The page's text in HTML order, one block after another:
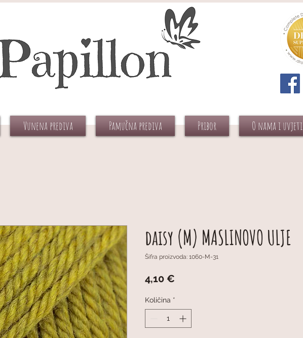
Vunena prediva Pamučna prediva Pribor O nama i uvjeti
daisy (M) MASLINOVO ULJE
Šifra proizvoda: 1060-M-31
4,10 €
Količina *